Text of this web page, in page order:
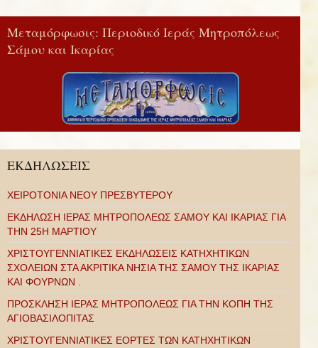
Μεταμόρφωσις: Περιοδικό Ιεράς Μητροπόλεως
Σάμου και Ικαρίας
ΕΚΔΗΛΩΣΕΙΣ
ΧΕΙΡΟΤΟΝΙΑ ΝΕΟΥ ΠΡΕΣΒΥΤΕΡΟΥ
ΕΚΔΗΛΩΣΗ ΙΕΡΑΣ ΜΗΤΡΟΠΟΛΕΩΣ ΣΑΜΟΥ ΚΑΙ ΙΚΑΡΙΑΣ ΓΙΑ
ΤΗΝ 25Η ΜΑΡΤΙΟΥ
ΧΡΙΣΤΟΥΓΕΝΝΙΑΤΙΚΕΣ ΕΚΔΗΛΩΣΕΙΣ ΚΑΤΗΧΗΤΙΚΩΝ
ΣΧΟΛΕΙΩΝ ΣΤΑ ΑΚΡΙΤΙΚΑ ΝΗΣΙΑ ΤΗΣ ΣΑΜΟΥ ΤΗΣ ΙΚΑΡΙΑΣ
ΚΑΙ ΦΟΥΡΝΩΝ .
ΠΡΟΣΚΛΗΣΗ ΙΕΡΑΣ ΜΗΤΡΟΠΟΛΕΩΣ ΓΙΑ ΤΗΝ ΚΟΠΗ ΤΗΣ
ΑΓΙΟΒΑΣΙΛΟΠΙΤΑΣ
ΧΡΙΣΤΟΥΓΕΝΝΙΑΤΙΚΕΣ ΕΟΡΤΕΣ ΤΩΝ ΚΑΤΗΧΗΤΙΚΩΝ